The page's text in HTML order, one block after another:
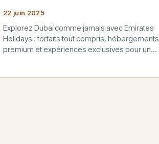
22 juin 2025
Explorez Dubaï comme jamais avec Emirates
Holidays : forfaits tout compris, hébergements
premium et expériences exclusives pour un